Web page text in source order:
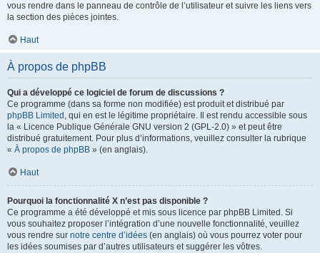
vous rendre dans le panneau de contrôle de l’utilisateur et suivre les liens vers
la section des pièces jointes.
Haut
À propos de phpBB
Qui a développé ce logiciel de forum de discussions ?
Ce programme (dans sa forme non modifiée) est produit et distribué par
phpBB Limited , qui en est le légitime propriétaire. Il est rendu accessible sous
la « Licence Publique Générale GNU version 2 (GPL-2.0) » et peut être
distribué gratuitement. Pour plus d’informations, veuillez consulter la rubrique
« À propos de phpBB » (en anglais).
Haut
Pourquoi la fonctionnalité X n’est pas disponible ?
Ce programme a été développé et mis sous licence par phpBB Limited. Si
vous souhaitez proposer l’intégration d’une nouvelle fonctionnalité, veuillez
vous rendre sur notre centre d’idées (en anglais) où vous pourrez voter pour
les idées soumises par d’autres utilisateurs et suggérer les vôtres.